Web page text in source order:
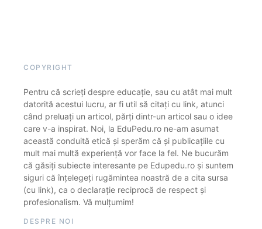
COPYRIGHT
Pentru că scrieți despre educație, sau cu atât mai mult
datorită acestui lucru, ar fi util să citați cu link, atunci
când preluați un articol, părți dintr-un articol sau o idee
care v-a inspirat. Noi, la EduPedu.ro ne-am asumat
această conduită etică și sperăm că și publicațiile cu
mult mai multă experiență vor face la fel. Ne bucurăm
că găsiți subiecte interesante pe Edupedu.ro și suntem
siguri că înțelegeți rugămintea noastră de a cita sursa
(cu link), ca o declarație reciprocă de respect și
profesionalism. Vă mulțumim!
DESPRE NOI